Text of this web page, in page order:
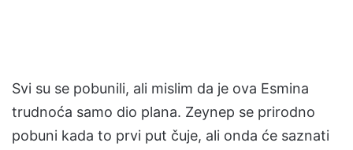
Svi su se pobunili, ali mislim da je ova Esmina
trudnoća samo dio plana. Zeynep se prirodno
pobuni kada to prvi put čuje, ali onda će saznati